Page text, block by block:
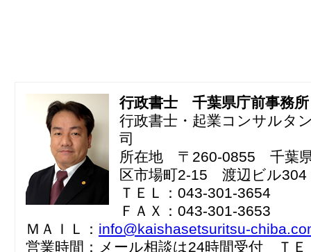
行政書士 千葉県庁前事務所
行政書士・起業コンサルタ
司
所在地 〒260-0855 千葉
区市場町2-15 渡辺ビル304
ＴＥＬ：043-301-3654
ＦＡＸ：043-301-3653
ＭＡＩＬ： info@kaishasetsuritsu-
営業時間：メール相談は24時間受付 ＴＥ